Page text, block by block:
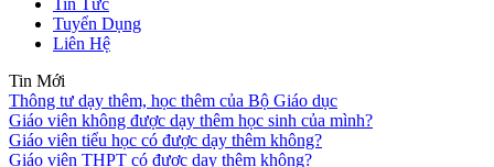
Tin Tức
Tuyển Dụng
Liên Hệ
Tin Mới
Thông tư dạy thêm, học thêm của Bộ Giáo dục
Giáo viên không được dạy thêm học sinh của mình?
Giáo viên tiểu học có được dạy thêm không?
Giáo viên THPT có được dạy thêm không?